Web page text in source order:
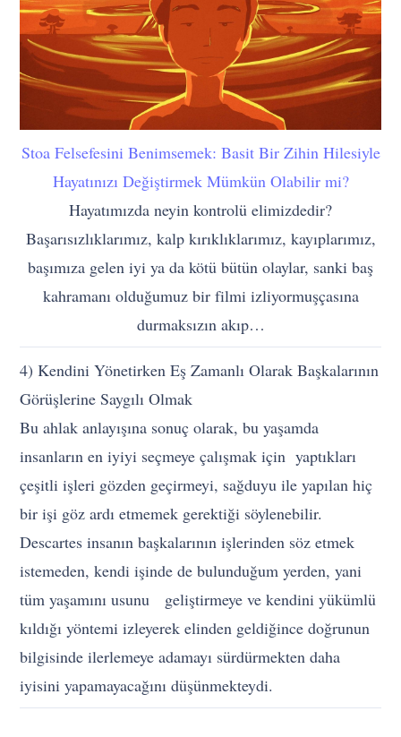
Stoa Felsefesini Benimsemek: Basit Bir Zihin Hilesiyle
Hayatınızı Değiştirmek Mümkün Olabilir mi?
Hayatımızda neyin kontrolü elimizdedir?
Başarısızlıklarımız, kalp kırıklıklarımız, kayıplarımız,
başımıza gelen iyi ya da kötü bütün olaylar, sanki baş
kahramanı olduğumuz bir filmi izliyormuşçasına
durmaksızın akıp…
4) Kendini Yönetirken Eş Zamanlı Olarak Başkalarının
Görüşlerine Saygılı Olmak
Bu ahlak anlayışına sonuç olarak, bu yaşamda
insanların en iyiyi seçmeye çalışmak için yaptıkları
çeşitli işleri gözden geçirmeyi, sağduyu ile yapılan hiç
bir işi göz ardı etmemek gerektiği söylenebilir.
Descartes insanın başkalarının işlerinden söz etmek
istemeden, kendi işinde de bulunduğum yerden, yani
tüm yaşamını usunu geliştirmeye ve kendini yükümlü
kıldığı yöntemi izleyerek elinden geldiğince doğrunun
bilgisinde ilerlemeye adamayı sürdürmekten daha
iyisini yapamayacağını düşünmekteydi.